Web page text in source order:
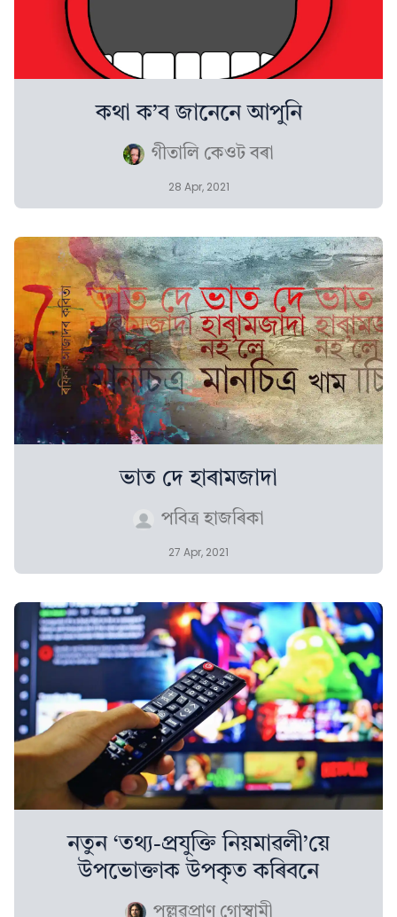
কথা ক’ব জানেনে আপুনি
গীতালি কেওট বৰা
28 Apr, 2021
ভাত দে হাৰামজাদা
পবিত্ৰ হাজৰিকা
27 Apr, 2021
নতুন ‘তথ্য-প্ৰযুক্তি নিয়মাৱলী’য়ে
উপভোক্তাক উপকৃত কৰিবনে
পল্লৱপ্ৰাণ গোস্বামী